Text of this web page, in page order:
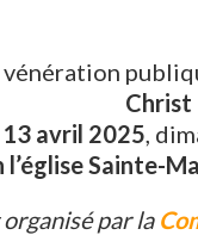
vénération
Christ
avril 2025,
l’église Sainte-
par la